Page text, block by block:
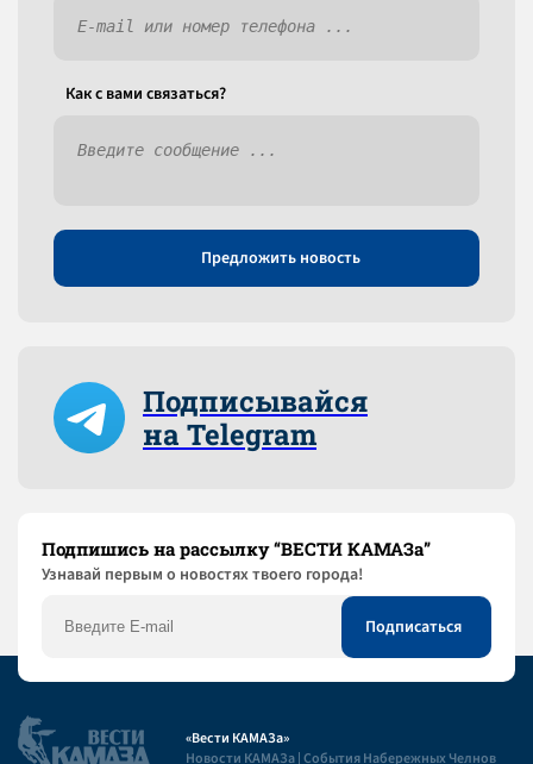
Как c вами связаться?
Предложить новость
Подписывайся
на Telegram
Подпишись на рассылку “ВЕСТИ КАМАЗа”
Узнaвай первым о новостях твоего города!
«Вести КАМАЗа»
Новости КАМАЗа | События Набережных Челнов